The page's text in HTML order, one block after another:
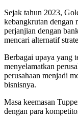
Sejak tahun 2023,
kebangkrutan dengan
perjanjian dengan
mencari alternatif
Berbagai upaya yang
menyelamatkan
perusahaan menjadi
bisnisnya.
Masa keemasan
dengan para